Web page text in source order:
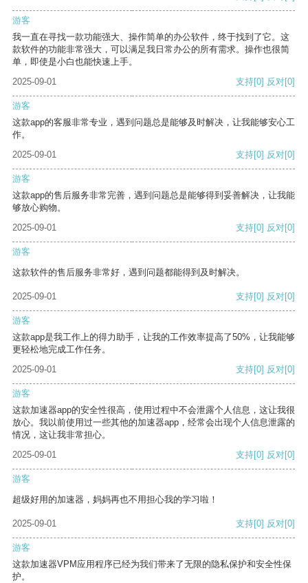
游客
我一直在寻找一款功能强大、操作简单的办公软件，终于找到了它。这
款软件的功能非常强大，可以满足我日常办公的所有需求。操作也很简
单，即使是小白也能快速上手。
2025-09-01
支持[0] 反对[0]
游客
这款app的客服非常专业，遇到问题总是能够及时解决，让我能够安心工
作。
2025-09-01
支持[0] 反对[0]
游客
这款app的售后服务非常完善，遇到问题总是能够得到妥善解决，让我能
够放心购物。
2025-09-01
支持[0] 反对[0]
游客
这款软件的售后服务非常好，遇到问题都能得到及时解决。
2025-09-01 支持[0] 反对[0]
游客
这款app是我工作上的得力助手，让我的工作效率提高了50%，让我能够
更轻松地完成工作任务。
2025-09-01
支持[0] 反对[0]
游客
这款加速器app的安全性很高，使用过程中不会泄露个人信息，这让我很
放心。我以前使用过一些其他的加速器app，经常会出现个人信息泄露的
情况，这让我非常担心。
2025-09-01
支持[0] 反对[0]
游客
超级好用的加速器，妈妈再也不用担心我的学习啦！
2025-09-01 支持[0] 反对[0]
游客
这款加速器VPM应用程序已经为我们带来了无限的隐私保护和安全性保
护。